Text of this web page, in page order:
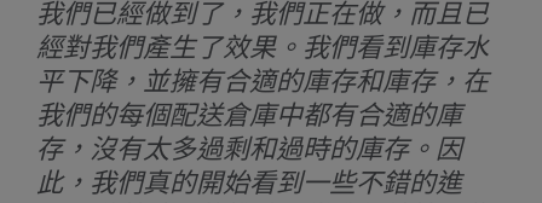
我們已經做到了，我們正在做，而且已
經對我們產生了效果。我們看到庫存水
平下降，並擁有合適的庫存和庫存，在
我們的每個配送倉庫中都有合適的庫
存，沒有太多過剩和過時的庫存。因
此，我們真的開始看到一些不錯的進